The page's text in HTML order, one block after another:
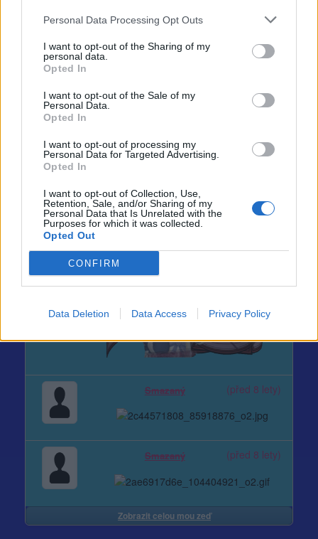
Personal Data Processing Opt Outs
I want to opt-out of the Sharing of my
personal data.
Opted In
I want to opt-out of the Sale of my
Personal Data.
Opted In
I want to opt-out of processing my
Personal Data for Targeted Advertising.
Opted In
I want to opt-out of Collection, Use,
Retention, Sale, and/or Sharing of my
Personal Data that Is Unrelated with the
Purposes for which it was collected.
Opted Out
CONFIRM
Data Deletion Data Access Privacy Policy
Smazaný (před 8 lety)
Smazaný (před 8 lety)
Zobrazit celou mou zeď